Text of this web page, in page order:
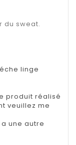
du sweat.
linge
produit réalisé
veuillez me
une autre